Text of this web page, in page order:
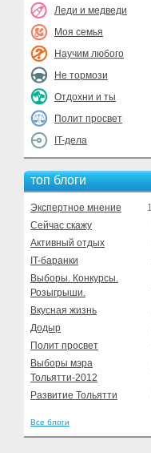
Леди и медведи
Моя семья
Научим любого
Не тормози
Отдохни и ты
Полит просвет
IT-дела
топ блоги
Экспертное мнение
Сейчас скажу
Активный отдых
IT-баранки
Выборы. Конкурсы.
Розыгрыши.
Вкусная жизнь
Додыр
Полит просвет
Выборы мэра
Тольятти-2012
Развитие Тольятти
Все блоги